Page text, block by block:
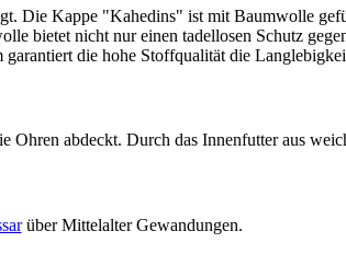
Die Kappe "Kahedins" ist mit Baumwolle
bietet nicht nur einen tadellosen Schutz
die hohe Stoffqualität die
abdeckt. Durch das Innenfutter aus
über Mittelalter Gewandungen.